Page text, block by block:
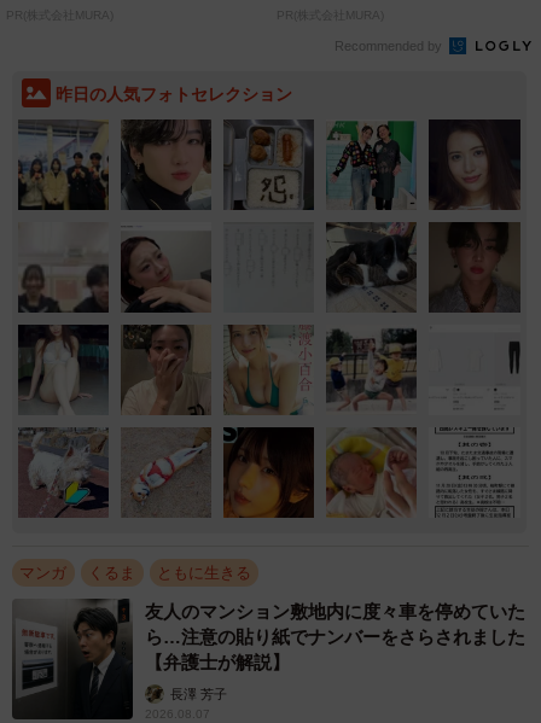
PR(株式会社MURA)
致」する方...
PR(株式会社MURA)
Recommended by
昨日の人気フォトセレクション
マンガ くるま ともに生きる
友人のマンション敷地内に度々車を停めていた
ら…注意の貼り紙でナンバーをさらされました
【弁護士が解説】
長澤 芳子
2026.08.07